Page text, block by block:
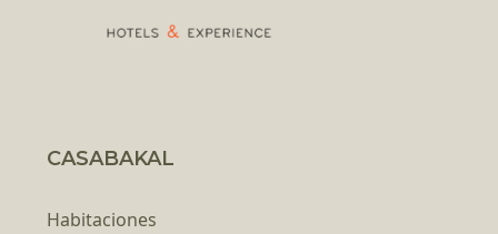
CASABAKAL
Habitaciones